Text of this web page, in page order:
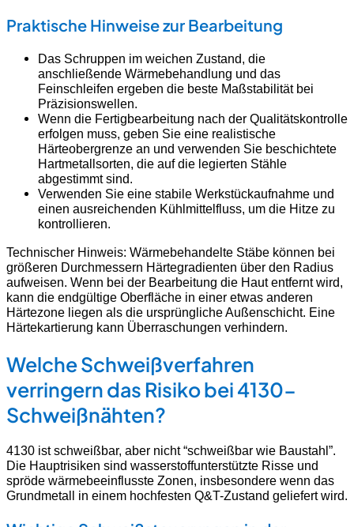
Praktische Hinweise zur Bearbeitung
Das Schruppen im weichen Zustand, die
anschließende Wärmebehandlung und das
Feinschleifen ergeben die beste Maßstabilität bei
Präzisionswellen.
Wenn die Fertigbearbeitung nach der Qualitätskontrolle
erfolgen muss, geben Sie eine realistische
Härteobergrenze an und verwenden Sie beschichtete
Hartmetallsorten, die auf die legierten Stähle
abgestimmt sind.
Verwenden Sie eine stabile Werkstückaufnahme und
einen ausreichenden Kühlmittelfluss, um die Hitze zu
kontrollieren.
Technischer Hinweis: Wärmebehandelte Stäbe können bei
größeren Durchmessern Härtegradienten über den Radius
aufweisen. Wenn bei der Bearbeitung die Haut entfernt wird,
kann die endgültige Oberfläche in einer etwas anderen
Härtezone liegen als die ursprüngliche Außenschicht. Eine
Härtekartierung kann Überraschungen verhindern.
Welche Schweißverfahren
verringern das Risiko bei 4130-
Schweißnähten?
4130 ist schweißbar, aber nicht “schweißbar wie Baustahl”.
Die Hauptrisiken sind wasserstoffunterstützte Risse und
spröde wärmebeeinflusste Zonen, insbesondere wenn das
Grundmetall in einem hochfesten Q&T-Zustand geliefert wird.